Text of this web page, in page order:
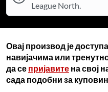
League North.
Овај производ је
навијачима или
да се пријавите на свој
сада подобни за